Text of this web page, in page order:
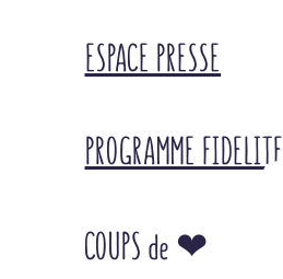
ESPACE PRESSE
PROGRAMME FIDELITE
COUPS de ❤